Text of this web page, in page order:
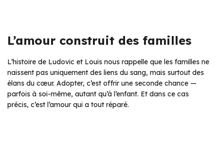
L’amour construit des familles
L’histoire de Ludovic et Louis nous rappelle que les familles ne
naissent pas uniquement des liens du sang, mais surtout des
élans du cœur. Adopter, c’est offrir une seconde chance —
parfois à soi-même, autant qu’à l’enfant. Et dans ce cas
précis, c’est l’amour qui a tout réparé.